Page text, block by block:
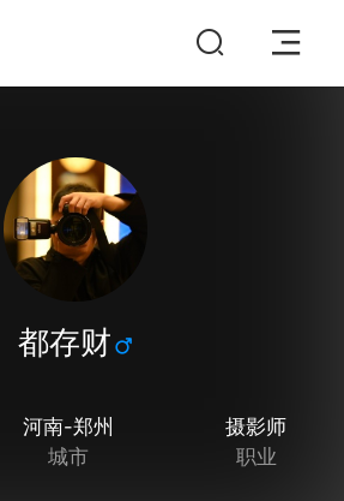
都存财
河南-郑州
城市
摄影师
职业